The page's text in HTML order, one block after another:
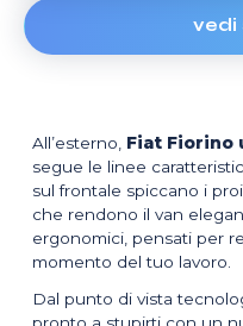
vedi
All’esterno, Fiat Fiorino
segue le linee
sul frontale spiccano i
che rendono il van
ergonomici, pensati per
momento del tuo lavoro.
Dal punto di vista
pronto a stupirti con un